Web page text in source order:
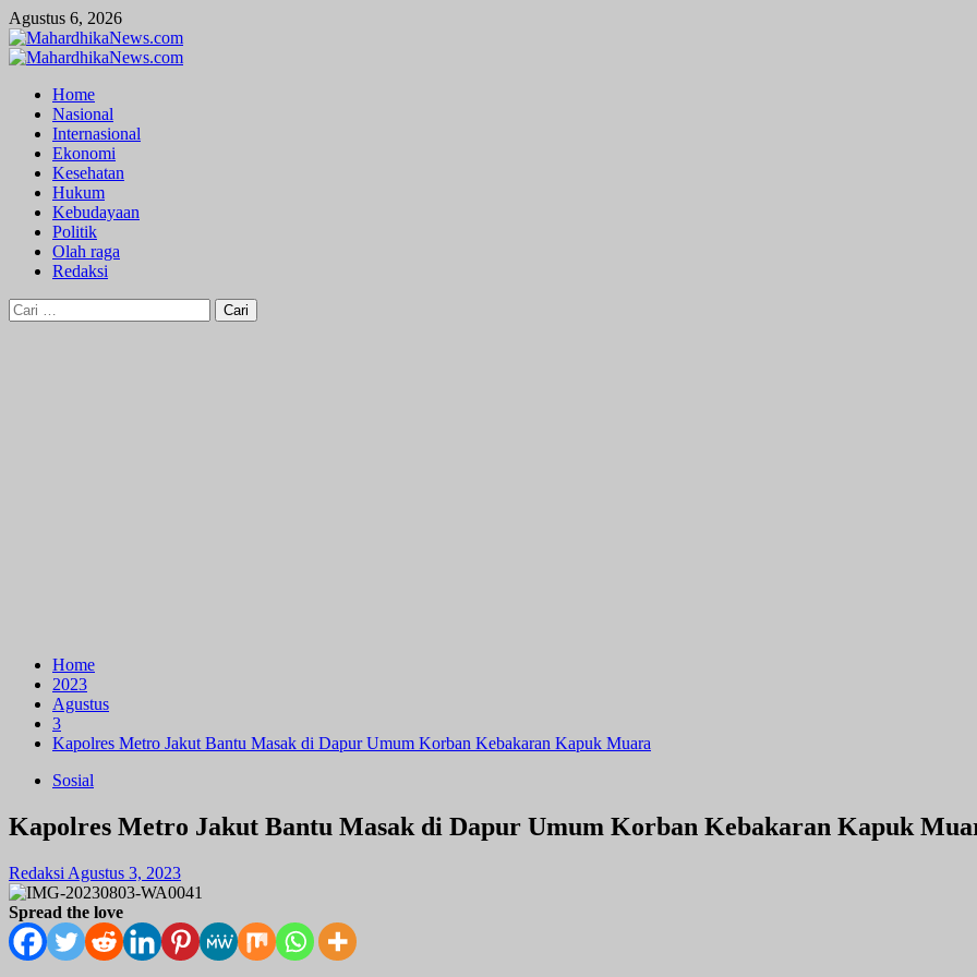
Skip
to
content
Agustus 6, 2026
Primary
Home
Nasional
Internasional
Ekonomi
Kesehatan
Hukum
Kebudayaan
Politik
Olah raga
Redaksi
Cari
untuk:
Home
2023
Agustus
3
Kapolres Metro Jakut Bantu Masak di Dapur Umum Korban Kebakaran Kapuk Muara
Sosial
Kapolres Metro Jakut Bantu Masak di Dapur Umum Korban Kebakaran Kapuk
Redaksi Agustus 3, 2023
Spread the love